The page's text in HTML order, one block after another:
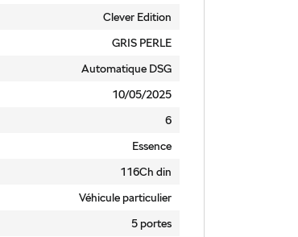
Clever Edition
GRIS PERLE
Automatique DSG
10/05/2025
6
Essence
116Ch din
Véhicule particulier
5 portes